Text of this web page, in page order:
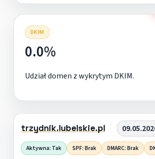
DKIM
0.0%
Udział domen z wykrytym DKIM.
trzydnik.lubelskie.pl
Aktywna: Tak SPF: Brak DMARC: Brak